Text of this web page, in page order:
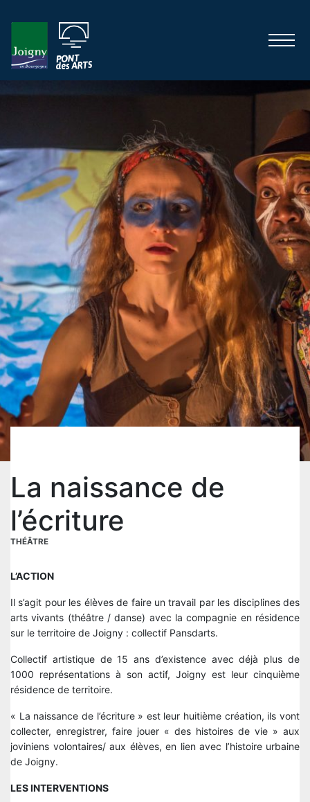
La naissance de
l’écriture
THÉÂTRE
L’ACTION
Il s’agit pour les élèves de faire un travail par les disciplines des
arts vivants (théâtre / danse) avec la compagnie en résidence
sur le territoire de Joigny : collectif Pansdarts.
Collectif artistique de 15 ans d’existence avec déjà plus de
1000 représentations à son actif, Joigny est leur cinquième
résidence de territoire.
« La naissance de l’écriture » est leur huitième création, ils vont
collecter, enregistrer, faire jouer « des histoires de vie » aux
joviniens volontaires/ aux élèves, en lien avec l’histoire urbaine
de Joigny.
LES INTERVENTIONS